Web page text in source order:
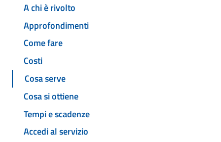
A chi è rivolto
Approfondimenti
Come fare
Costi
Cosa serve
Cosa si ottiene
Tempi e scadenze
Accedi al servizio